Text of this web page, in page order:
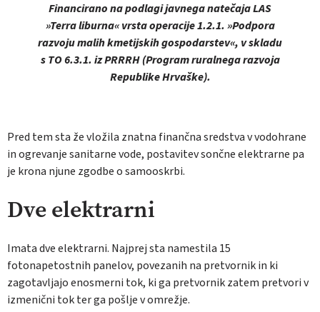
Financirano na podlagi javnega natečaja LAS
»Terra liburna« vrsta operacije 1.2.1. »Podpora
razvoju malih kmetijskih gospodarstev«, v skladu
s TO 6.3.1. iz PRRRH (Program ruralnega razvoja
Republike Hrvaške).
Pred tem sta že vložila znatna finančna sredstva v vodohrane
in ogrevanje sanitarne vode, postavitev sončne elektrarne pa
je krona njune zgodbe o samooskrbi.
Dve elektrarni
Imata dve elektrarni. Najprej sta namestila 15
fotonapetostnih panelov, povezanih na pretvornik in ki
zagotavljajo enosmerni tok, ki ga pretvornik zatem pretvori v
izmenični tok ter ga pošlje v omrežje.